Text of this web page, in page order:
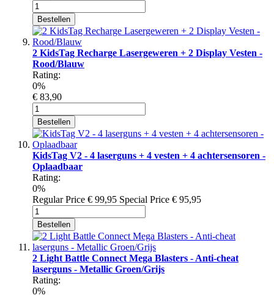
Bestellen
2 KidsTag Recharge Lasergeweren + 2 Display Vesten -
Rood/Blauw
Rating:
0%
€ 83,90
Bestellen
KidsTag V2 - 4 laserguns + 4 vesten + 4 achtersensoren -
Oplaadbaar
Rating:
0%
Regular Price € 99,95 Special Price € 95,95
Bestellen
2 Light Battle Connect Mega Blasters - Anti-cheat
laserguns - Metallic Groen/Grijs
Rating:
0%